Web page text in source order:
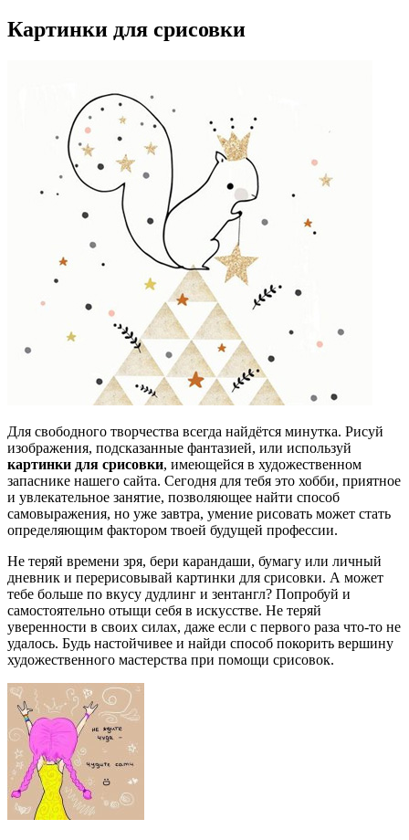
Картинки для срисовки
Для свободного творчества всегда найдётся минутка. Рисуй
изображения, подсказанные фантазией, или используй
картинки для срисовки, имеющейся в художественном
запаснике нашего сайта. Сегодня для тебя это хобби, приятное
и увлекательное занятие, позволяющее найти способ
самовыражения, но уже завтра, умение рисовать может стать
определяющим фактором твоей будущей профессии.
Не теряй времени зря, бери карандаши, бумагу или личный
дневник и перерисовывай картинки для срисовки. А может
тебе больше по вкусу дудлинг и зентангл? Попробуй и
самостоятельно отыщи себя в искусстве. Не теряй
уверенности в своих силах, даже если с первого раза что-то не
удалось. Будь настойчивее и найди способ покорить вершину
художественного мастерства при помощи срисовок.